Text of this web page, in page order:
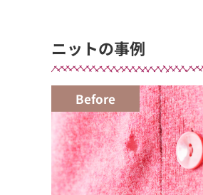
ニットの事例
Before